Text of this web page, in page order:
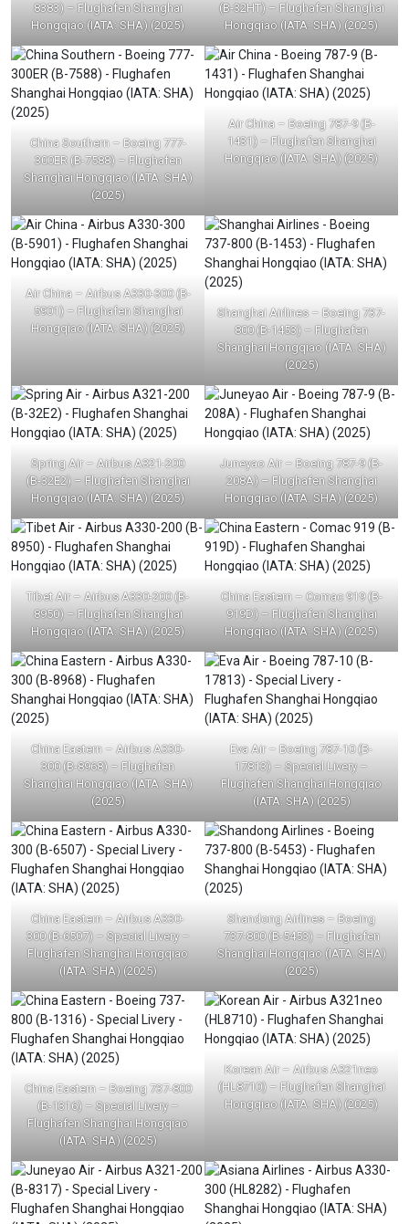
8383) – Flughafen Shanghai
Hongqiao (IATA: SHA) (2025)
(B-32HT) – Flughafen Shanghai
Hongqiao (IATA: SHA) (2025)
China Southern – Boeing 777-
300ER (B-7588) – Flughafen
Shanghai Hongqiao (IATA: SHA)
(2025)
Air China – Boeing 787-9 (B-
1431) – Flughafen Shanghai
Hongqiao (IATA: SHA) (2025)
Air China – Airbus A330-300 (B-
5901) – Flughafen Shanghai
Hongqiao (IATA: SHA) (2025)
Shanghai Airlines – Boeing 737-
800 (B-1453) – Flughafen
Shanghai Hongqiao (IATA: SHA)
(2025)
Spring Air – Airbus A321-200
(B-32E2) – Flughafen Shanghai
Hongqiao (IATA: SHA) (2025)
Juneyao Air – Boeing 787-9 (B-
208A) – Flughafen Shanghai
Hongqiao (IATA: SHA) (2025)
Tibet Air – Airbus A330-200 (B-
8950) – Flughafen Shanghai
Hongqiao (IATA: SHA) (2025)
China Eastern – Comac 919 (B-
919D) – Flughafen Shanghai
Hongqiao (IATA: SHA) (2025)
China Eastern – Airbus A330-
300 (B-8968) – Flughafen
Shanghai Hongqiao (IATA: SHA)
(2025)
Eva Air – Boeing 787-10 (B-
17813) – Special Livery –
Flughafen Shanghai Hongqiao
(IATA: SHA) (2025)
China Eastern – Airbus A330-
300 (B-6507) – Special Livery –
Flughafen Shanghai Hongqiao
(IATA: SHA) (2025)
Shandong Airlines – Boeing
737-800 (B-5453) – Flughafen
Shanghai Hongqiao (IATA: SHA)
(2025)
China Eastern – Boeing 737-800
(B-1316) – Special Livery –
Flughafen Shanghai Hongqiao
(IATA: SHA) (2025)
Korean Air – Airbus A321neo
(HL8710) – Flughafen Shanghai
Hongqiao (IATA: SHA) (2025)